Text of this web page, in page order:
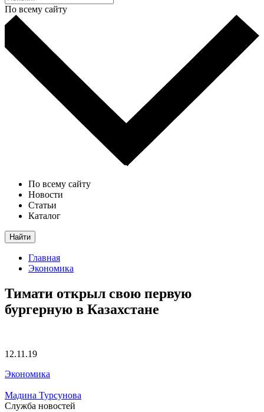
По всему сайту
По всему сайту
Новости
Статьи
Каталог
Найти
Главная
Экономика
Тимати открыл свою первую
бургерную в Казахстане
12.11.19
Экономика
Мадина Турсунова
Служба новостей